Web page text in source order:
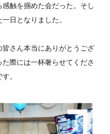
触を掴めた会だった。そし
日となりました。
さん本当にありがとうござ
際には一杯奢らせてくださ
。